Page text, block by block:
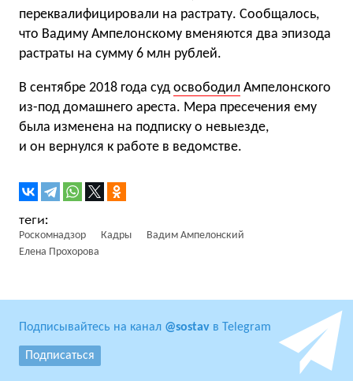
переквалифицировали на растрату. Сообщалось,
что Вадиму Ампелонскому вменяются два эпизода
растраты на сумму 6 млн рублей.
В сентябре 2018 года суд освободил Ампелонского
из-под домашнего ареста. Мера пресечения ему
была изменена на подписку о невыезде,
и он вернулся к работе в ведомстве.
Роскомнадзор Кадры
Вадим Ампелонский
Елена Прохорова
Подписывайтесь на канал @sostav в Telegram
Подписаться